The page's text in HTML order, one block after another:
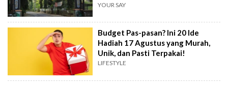
YOUR SAY
Budget Pas-pasan? Ini 20 Ide
Hadiah 17 Agustus yang Murah,
Unik, dan Pasti Terpakai!
LIFESTYLE